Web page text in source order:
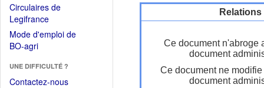
Circulaires de
Legifrance(Ouvrir
dans
une
fenêtre)
Mode d'emploi de
BO-agri(Ouvrir
une
nouvelle
UNE DIFFICULTÉ ?
Contactez-nous
Ce document n'abroge
document
Ce document ne
document